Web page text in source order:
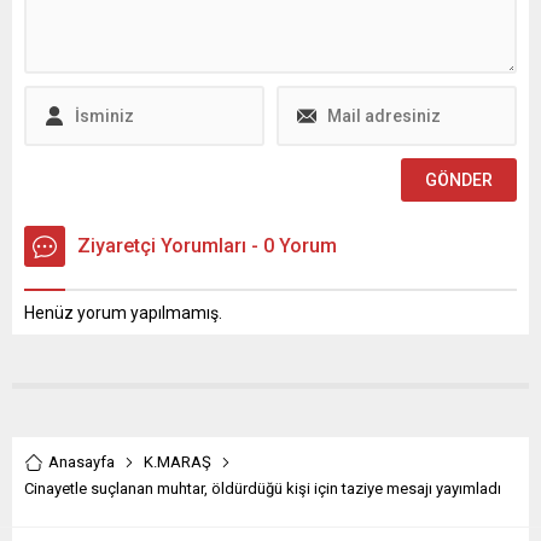
Kapıçam Mezarlığı’na kadar
dönümünde, kabir
ziyaretlerini kolaylaştırmak
Ziyaretçi Yorumları - 0 Yorum
Henüz yorum yapılmamış.
Anasayfa
K.MARAŞ
Cinayetle suçlanan muhtar, öldürdüğü kişi için taziye mesajı yayımladı